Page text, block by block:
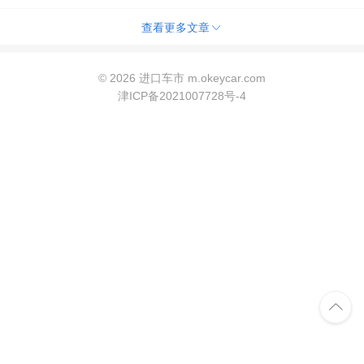
查看更多文章
© 2026 进口车市 m.okeycar.com
津ICP备2021007728号-4
